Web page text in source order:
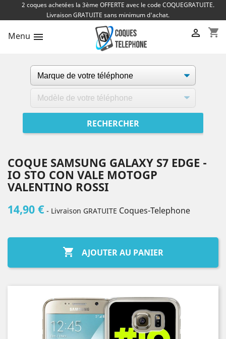
2 coques achetées la 3ème OFFERTE avec le code COQUEGRATUITE.
Livraison GRATUITE sans minimum d'achat.
Menu  shopping_cart

COQUE SAMSUNG GALAXY S7 EDGE -
IO STO CON VALE MOTOGP
VALENTINO ROSSI
14,90 € - Livraison GRATUITE Coques-Telephone
 AJOUTER AU PANIER